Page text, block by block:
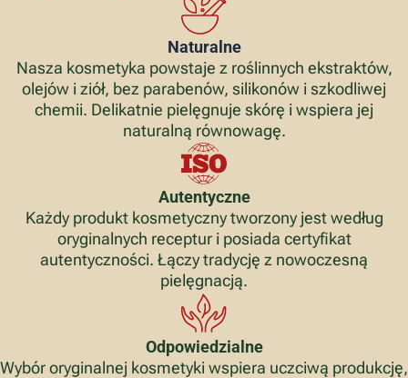
Naturalne
Nasza kosmetyka powstaje z roślinnych ekstraktów,
olejów i ziół, bez parabenów, silikonów i szkodliwej
chemii. Delikatnie pielęgnuje skórę i wspiera jej
naturalną równowagę.
Autentyczne
Każdy produkt kosmetyczny tworzony jest według
oryginalnych receptur i posiada certyfikat
autentyczności. Łączy tradycję z nowoczesną
pielęgnacją.
Odpowiedzialne
Wybór oryginalnej kosmetyki wspiera uczciwą produkcję,